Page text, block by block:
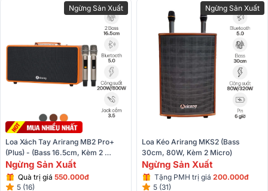
Ngừng Sản Xuất
Loa Xách Tay Arirang MB2 Pro+
(Plus) - (Bass 16.5cm, Kèm 2
Micro)
Ngừng Sản Xuất
Quà trị giá 550.000đ
5 (16)
Ngừng Sản Xuất
Loa Kéo Arirang MKS2 (Bass
30cm, 80W, Kèm 2 Micro)
Ngừng Sản Xuất
Tặng PMH trị giá 200.000đ
5 (31)